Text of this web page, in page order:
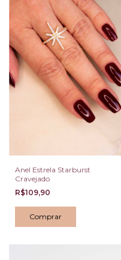
Anel Estrela Starburst
Cravejado
R$109,90